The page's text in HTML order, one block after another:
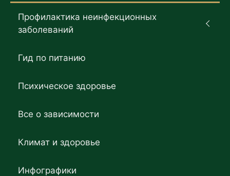
Профилактика неинфекционных
заболеваний
Гид по питанию
Психическое здоровье
Все о зависимости
Климат и здоровье
Инфографики